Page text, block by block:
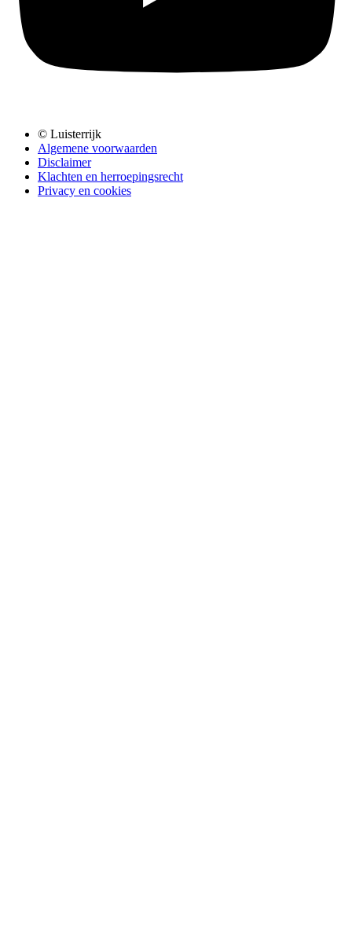
© Luisterrijk
Algemene voorwaarden
Disclaimer
Klachten en herroepingsrecht
Privacy en cookies